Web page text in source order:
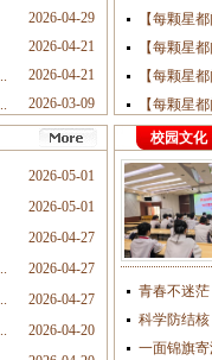
2026-04-29
2026-04-21
2026-04-21
2026-03-09
【每颗星
【每颗星
【每颗星
【每颗星
2026-05-01
2026-05-01
2026-04-27
2026-04-27
2026-04-27
2026-04-20
校园文化
青春不迷
科学防结
一面锦旗